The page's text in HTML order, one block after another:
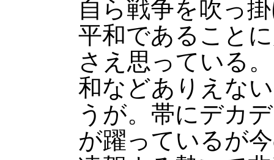
自ら戦争を吹っ
平和であること
さえ思っている
和などありえな
うが。帯にデカ
が躍っているが